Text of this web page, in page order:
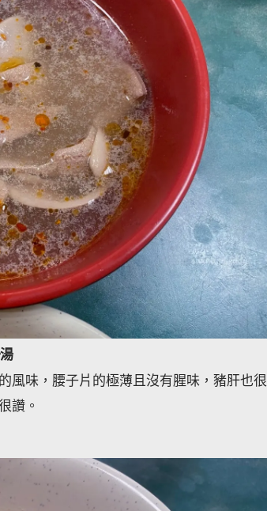
風味，腰子片的極薄且沒有腥味，豬肝也很
讚。